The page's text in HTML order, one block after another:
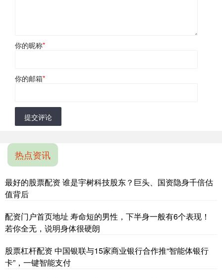
你的昵称*
你的邮箱*
提交评论
热点资讯
最好的股票配资 谁是宇树科技股东？巨头、国资隐身千倍估
值背后
配资门户首页地址 寿命短的男性，下半身一般有6个表现！
若你全无，说明身体很硬朗
股票杠杆配资 中国银联与15家商业银行合作推“智能体银行
卡”，一键智能支付